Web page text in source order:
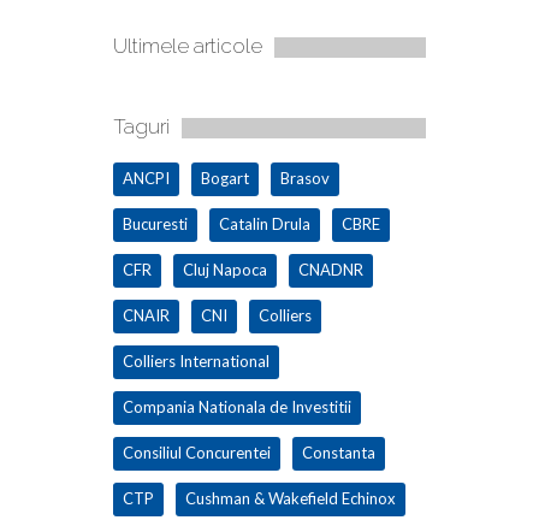
Ultimele articole
Taguri
ANCPI Bogart Brasov
Bucuresti Catalin Drula CBRE
CFR Cluj Napoca CNADNR
CNAIR CNI Colliers
Colliers International
Compania Nationala de Investitii
Consiliul Concurentei Constanta
CTP Cushman & Wakefield Echinox